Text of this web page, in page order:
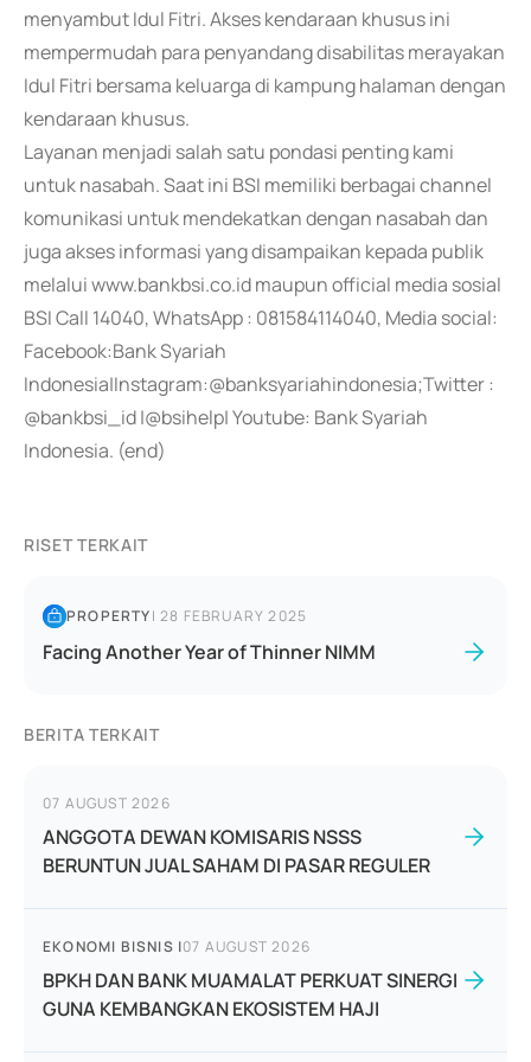
menyambut Idul Fitri. Akses kendaraan khusus ini
mempermudah para penyandang disabilitas merayakan
Idul Fitri bersama keluarga di kampung halaman dengan
kendaraan khusus.
Layanan menjadi salah satu pondasi penting kami
untuk nasabah. Saat ini BSI memiliki berbagai channel
komunikasi untuk mendekatkan dengan nasabah dan
juga akses informasi yang disampaikan kepada publik
melalui www.bankbsi.co.id maupun official media sosial
BSI Call 14040, WhatsApp : 081584114040, Media social:
Facebook:Bank Syariah
Indonesia|Instagram:@banksyariahindonesia;Twitter :
@bankbsi_id |@bsihelp| Youtube: Bank Syariah
Indonesia. (end)
RISET TERKAIT
PROPERTY|28 FEBRUARY 2025
Facing Another Year of Thinner NIMM
BERITA TERKAIT
07 AUGUST 2026
ANGGOTA DEWAN KOMISARIS NSSS
BERUNTUN JUAL SAHAM DI PASAR REGULER
EKONOMI BISNIS |07 AUGUST 2026
BPKH DAN BANK MUAMALAT PERKUAT SINERGI
GUNA KEMBANGKAN EKOSISTEM HAJI